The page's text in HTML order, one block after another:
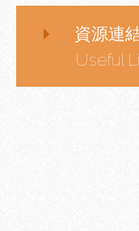
資源連
Useful